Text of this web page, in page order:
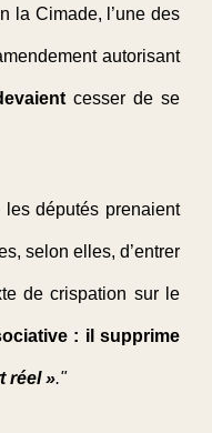
la Cimade, l’une des
autorisant
cesser de se
députés prenaient
selon elles, d’entrer
de crispation sur le
: il supprime
réel »."